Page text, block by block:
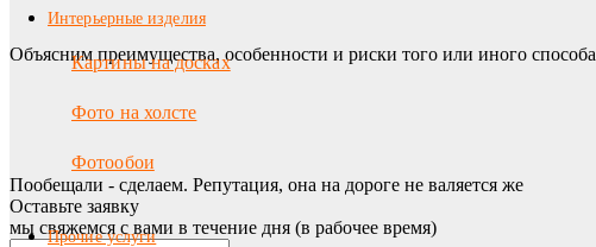
Интерьерные изделия
Картины на досках
Фото на холсте
Фотообои
Прочие услуги
Объясним преимущества, особенности и риски того или иного способа
Пообещали - сделаем. Репутация, она на дороге не валяется же
Оставьте заявку
мы свяжемся с вами в течение дня (в рабочее время)